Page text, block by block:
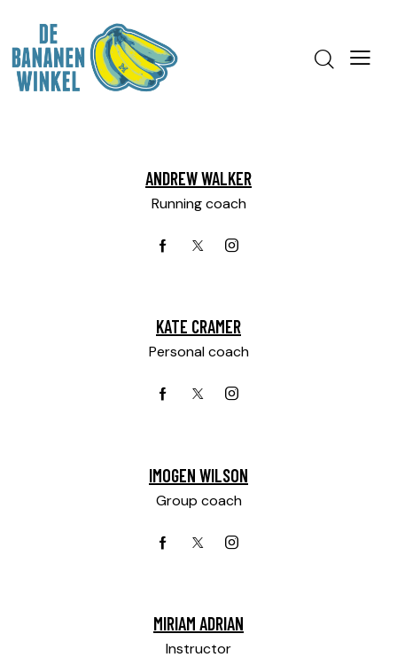
ANDREW WALKER
Running coach
KATE CRAMER
Personal coach
IMOGEN WILSON
Group coach
MIRIAM ADRIAN
Instructor